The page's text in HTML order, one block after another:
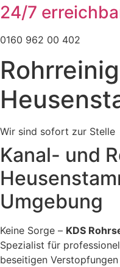
24/7
0160 962 00 402
Wir sind sofort zur Stelle
Kanal- und
Umgebung
Keine Sorge – KDS
Spezialist für
beseitigen